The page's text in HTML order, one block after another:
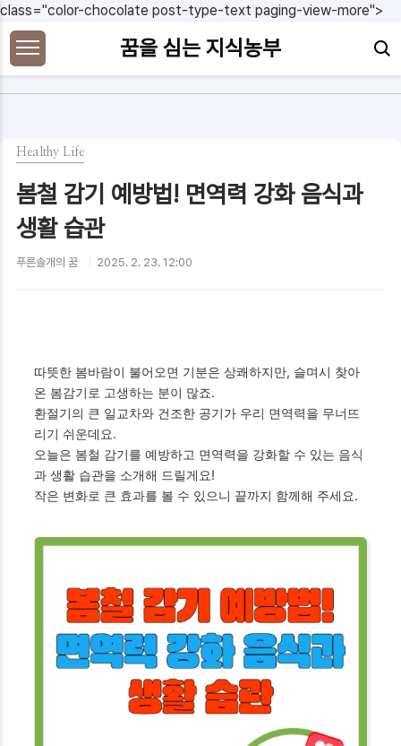
class="color-chocolate post-type-text paging-view-more">
본문 바로가기
꿈을 심는 지식농부
Healthy Life
봄철 감기 예방법! 면역력 강화 음식과
생활 습관
푸른솔개의 꿈 2025. 2. 23. 12:00
따뜻한 봄바람이 불어오면 기분은 상쾌하지만, 슬며시 찾아
온 봄감기로 고생하는 분이 많죠.
환절기의 큰 일교차와 건조한 공기가 우리 면역력을 무너뜨
리기 쉬운데요.
오늘은 봄철 감기를 예방하고 면역력을 강화할 수 있는 음식
과 생활 습관을 소개해 드릴게요!
작은 변화로 큰 효과를 볼 수 있으니 끝까지 함께해 주세요.